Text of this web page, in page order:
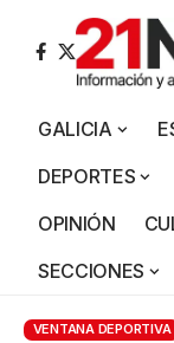
GALICIA
DEPORTES
OPINIÓN
SECCIONES
VENTANA DEPORTIVA